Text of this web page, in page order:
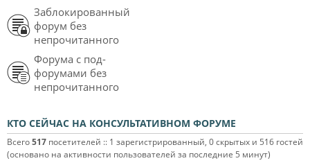
Заблокированный
форум без
непрочитанного
Форума с под-
форумами без
непрочитанного
КТО СЕЙЧАС НА КОНСУЛЬТАТИВНОМ ФОРУМЕ
Всего517 посетителей :: 1 зарегистрированный, 0 скрытых и 516 гостей
(основано на активности пользователей за последние 5 минут)